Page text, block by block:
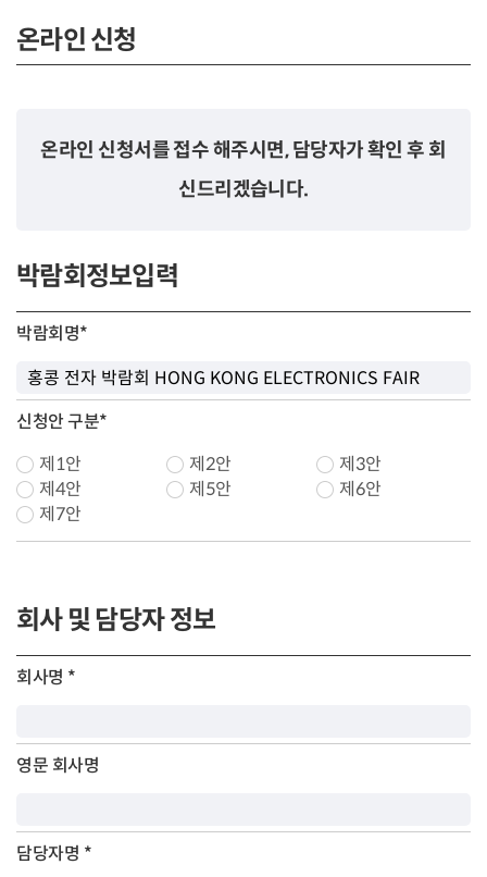
온라인 신청
온라인 신청서를 접수 해주시면, 담당자가 확인 후 회
신드리겠습니다.
박람회정보입력
박람회명*
신청안 구분*
제1안
제2안
제3안
제4안
제5안
제6안
제7안
회사 및 담당자 정보
회사명 *
영문 회사명
담당자명 *